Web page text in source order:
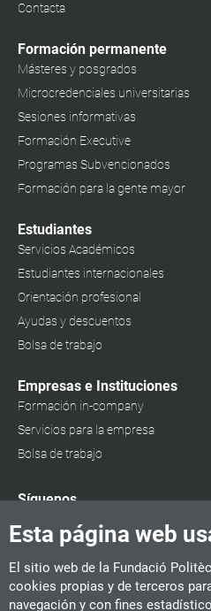
Esta página web
El sitio web de la Fundació
cookies propias y de terceros
navegación y con fines
Contacta
Formación permanente
Másteres y posgrados
Microcredenciales universitarias
Sesiones informativas
Formación Executive
Programas Subvencionados
Formación para la gente mayor
Estudiantes
Servicios Académicos
Estudiantes internacionales
Orientación profesional
Ayudas y descuentos
Bolsa de trabajo
Empresas e Instituciones
Formación in-company
Servicios para la empresa
Bolsa de trabajo
Síguenos